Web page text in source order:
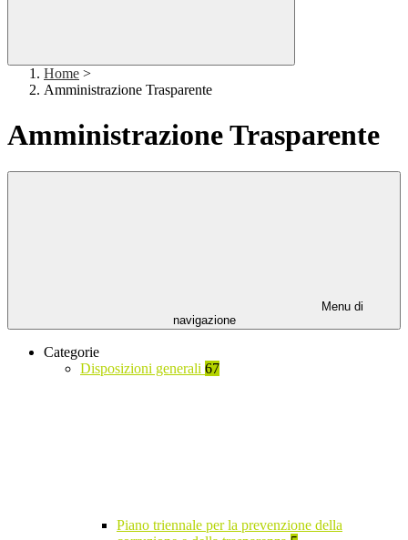
Home >
Amministrazione Trasparente
Amministrazione Trasparente
Menu di
navigazione
Categorie
Disposizioni generali 67
Piano triennale per la prevenzione della